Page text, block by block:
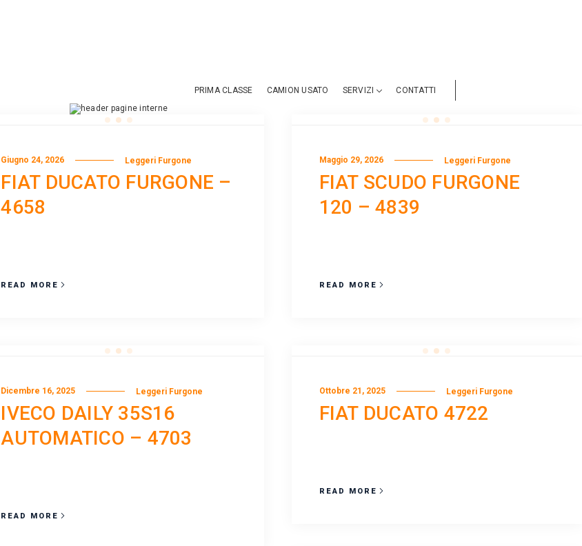
PRIMA CLASSE CAMION USATO SERVIZI CONTATTI
Giugno 24, 2026 Leggeri Furgone
FIAT DUCATO FURGONE –
4658
READ MORE
Maggio 29, 2026 Leggeri Furgone
FIAT SCUDO FURGONE
120 – 4839
READ MORE
Dicembre 16, 2025 Leggeri Furgone
IVECO DAILY 35S16
AUTOMATICO – 4703
READ MORE
Ottobre 21, 2025 Leggeri Furgone
FIAT DUCATO 4722
READ MORE